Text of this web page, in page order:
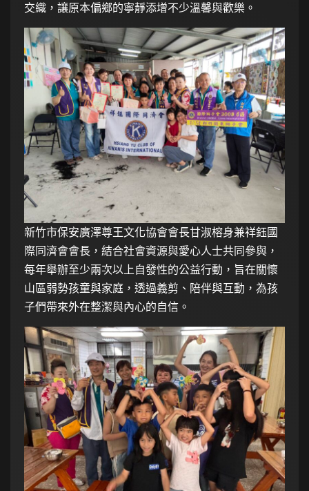
交織，讓原本偏鄉的寧靜添增不少溫馨與歡樂。
新竹市保安廣澤尊王文化協會會長甘淑榕身兼祥鈺國
際同濟會會長，結合社會資源與愛心人士共同參與，
每年舉辦至少兩次以上自發性的公益行動，旨在關懷
山區弱勢孩童與家庭，透過義剪、陪伴與互動，為孩
子們帶來外在整潔與內心的自信。